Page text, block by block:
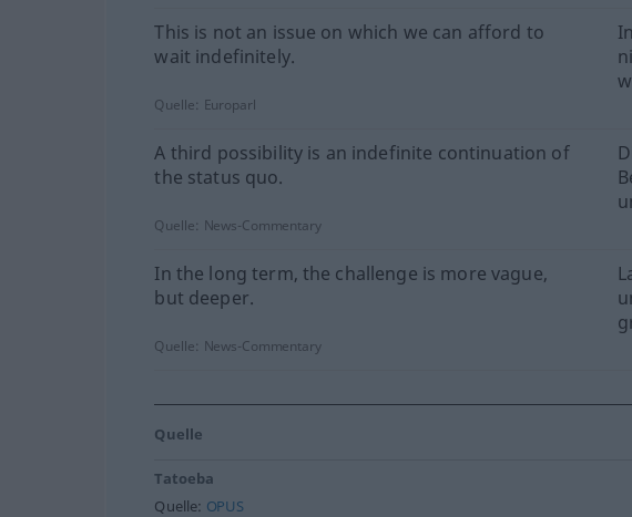
This is not an issue on which we can afford to
wait indefinitely.
Quelle: Europarl
A third possibility is an indefinite continuation of
the status quo.
Quelle: News-Commentary
In the long term, the challenge is more vague,
but deeper.
Quelle: News-Commentary
Quelle
Tatoeba
Quelle: OPUS